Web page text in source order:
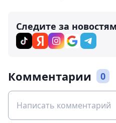
Следите за
Комментарии 0